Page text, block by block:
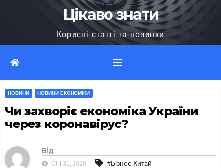
Цікаво знати
Корисні статті та новинки
НОВИНИ НОВИНИ ЕКОНОМІКИ
Чи захворіє економіка України
через коронавірус?
Від
СІЧ 31, 2020 #Бізнес Китай